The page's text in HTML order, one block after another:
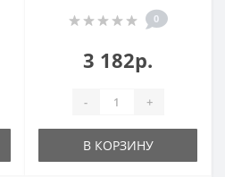
0
3 182р.
- +
В КОРЗИНУ